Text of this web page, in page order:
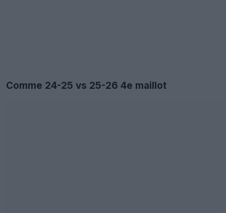
Comme 24-25 vs 25-26 4e maillot